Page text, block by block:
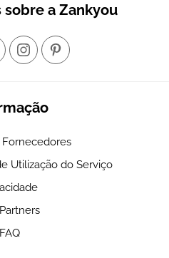
sobre a Zankyou
Utilização do Serviço
FAQ